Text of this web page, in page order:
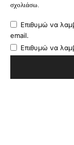
σχολιάσω.
Επιθυμώ να
email.
Επιθυμώ να